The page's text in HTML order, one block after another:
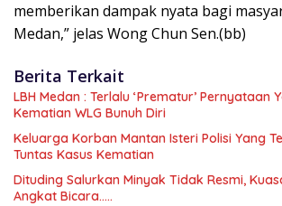
memberikan dampak nyata bagi
Medan,” jelas Wong Chun Sen.(bb)
Berita Terkait
LBH Medan : Terlalu ‘Prematur’ Pernyataan
Kematian WLG Bunuh Diri
Keluarga Korban Mantan Isteri Polisi Yang
Tuntas Kasus Kematian
Dituding Salurkan Minyak Tidak Resmi,
Angkat Bicara…..